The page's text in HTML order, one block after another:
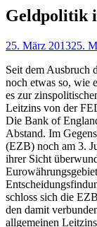
Geldpolitik
Veröffentlicht
25. März 201325.
Seit dem Ausbruch
noch etwas so, wie
es zur
Leitzins von der
Die Bank of
Abstand. Im
(EZB) noch am 3.
ihrer Sicht
schloss sich die
den damit
allgemeinen